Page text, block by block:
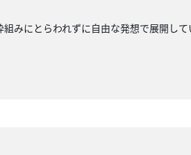
みにとらわれずに自由な発想で展開して